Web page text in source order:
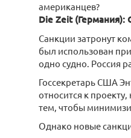
американцев?
Die Zeit (Германия):
Санкции затронут
был использован
одно судно. Россия
Госсекретарь США
относится к
тем, чтобы
Однако новые